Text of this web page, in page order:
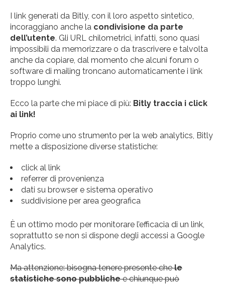
I link generati da Bitly, con il loro aspetto sintetico,
incoraggiano anche la condivisione da parte
dell’utente. Gli URL chilometrici, infatti, sono quasi
impossibili da memorizzare o da trascrivere e talvolta
anche da copiare, dal momento che alcuni forum o
software di mailing troncano automaticamente i link
troppo lunghi.
Ecco la parte che mi piace di più: Bitly traccia i click
ai link!
Proprio come uno strumento per la web analytics, Bitly
mette a disposizione diverse statistiche:
click al link
referrer di provenienza
dati su browser e sistema operativo
suddivisione per area geografica
È un ottimo modo per monitorare l’efficacia di un link,
soprattutto se non si dispone degli accessi a Google
Analytics.
Ma attenzione: bisogna tenere presente chele
statistiche sono pubblichee chiunque può